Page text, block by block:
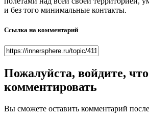
и без того минимальные контакты.
Ссылка на комментарий
Пожалуйста, войдите,
комментировать
Вы сможете оставить комментарий